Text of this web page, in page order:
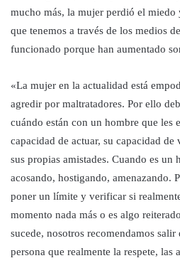
mucho más, la mujer perdió el miedo
que tenemos a través de los medios
funcionado porque han aumentado
«La mujer en la actualidad está
agredir por maltratadores. Por ello
cuándo están con un hombre que les
capacidad de actuar, su capacidad de
sus propias amistades. Cuando es un
acosando, hostigando, amenazando.
poner un límite y verificar si
momento nada más o es algo
sucede, nosotros recomendamos
persona que realmente la respete, las